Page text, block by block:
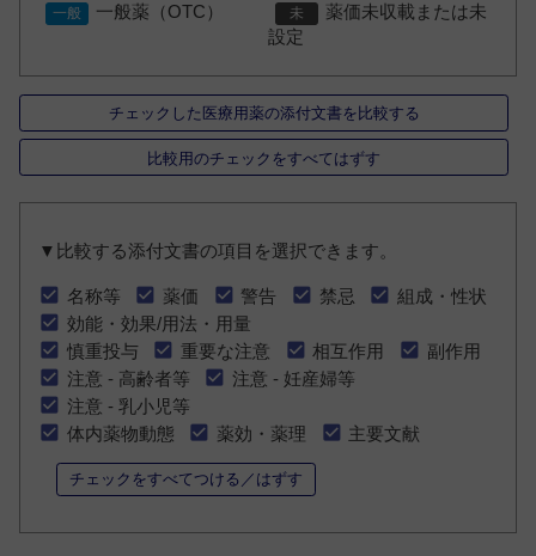
一般薬（OTC）
薬価未収載または未
設定
チェックした医療用薬の添付文書を比較する
比較用のチェックをすべてはずす
▼比較する添付文書の項目を選択できます。
名称等 薬価 警告 禁忌
組成・性状
効能・効果/用法・用量
慎重投与
重要な注意 相互作用
副作用
注意 - 高齢者等
注意 - 妊産婦等
注意 - 乳小児等
体内薬物動態
薬効・薬理 主要文献
チェックをすべてつける／はずす